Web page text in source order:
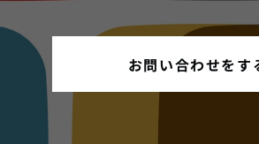
お問い合わせをす